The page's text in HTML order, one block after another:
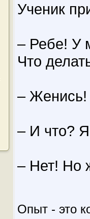
Ученик
– Ребе! У
Что
– Женись!
– И что?
– Нет! Но
Опыт - это